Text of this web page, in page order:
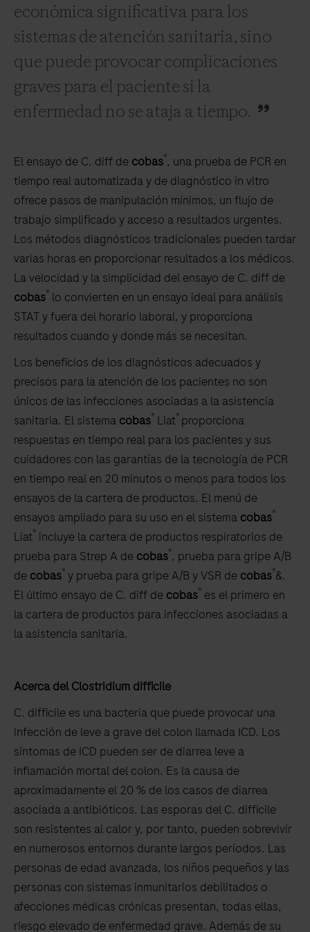
económica significativa para los
sistemas de atención sanitaria, sino
que puede provocar complicaciones
graves para el paciente si la
enfermedad no se ataja a tiempo.
El ensayo de C. diff de cobas®, una prueba de PCR en
tiempo real automatizada y de diagnóstico in vitro
ofrece pasos de manipulación mínimos, un flujo de
trabajo simplificado y acceso a resultados urgentes.
Los métodos diagnósticos tradicionales pueden tardar
varias horas en proporcionar resultados a los médicos.
La velocidad y la simplicidad del ensayo de C. diff de
cobas® lo convierten en un ensayo ideal para análisis
STAT y fuera del horario laboral, y proporciona
resultados cuando y donde más se necesitan.
Los beneficios de los diagnósticos adecuados y
precisos para la atención de los pacientes no son
únicos de las infecciones asociadas a la asistencia
sanitaria. El sistema cobas® Liat® proporciona
respuestas en tiempo real para los pacientes y sus
cuidadores con las garantías de la tecnología de PCR
en tiempo real en 20 minutos o menos para todos los
ensayos de la cartera de productos. El menú de
ensayos ampliado para su uso en el sistema cobas®
Liat® incluye la cartera de productos respiratorios de
prueba para Strep A de cobas®, prueba para gripe A/B
de cobas® y prueba para gripe A/B y VSR de cobas®&.
El último ensayo de C. diff de cobas® es el primero en
la cartera de productos para infecciones asociadas a
la asistencia sanitaria.
Acerca del Clostridium difficile
C. difficile es una bacteria que puede provocar una
infección de leve a grave del colon llamada ICD. Los
síntomas de ICD pueden ser de diarrea leve a
inflamación mortal del colon. Es la causa de
aproximadamente el 20 % de los casos de diarrea
asociada a antibióticos. Las esporas del C. difficile
son resistentes al calor y, por tanto, pueden sobrevivir
en numerosos entornos durante largos períodos. Las
personas de edad avanzada, los niños pequeños y las
personas con sistemas inmunitarios debilitados o
afecciones médicas crónicas presentan, todas ellas,
riesgo elevado de enfermedad grave. Además de su